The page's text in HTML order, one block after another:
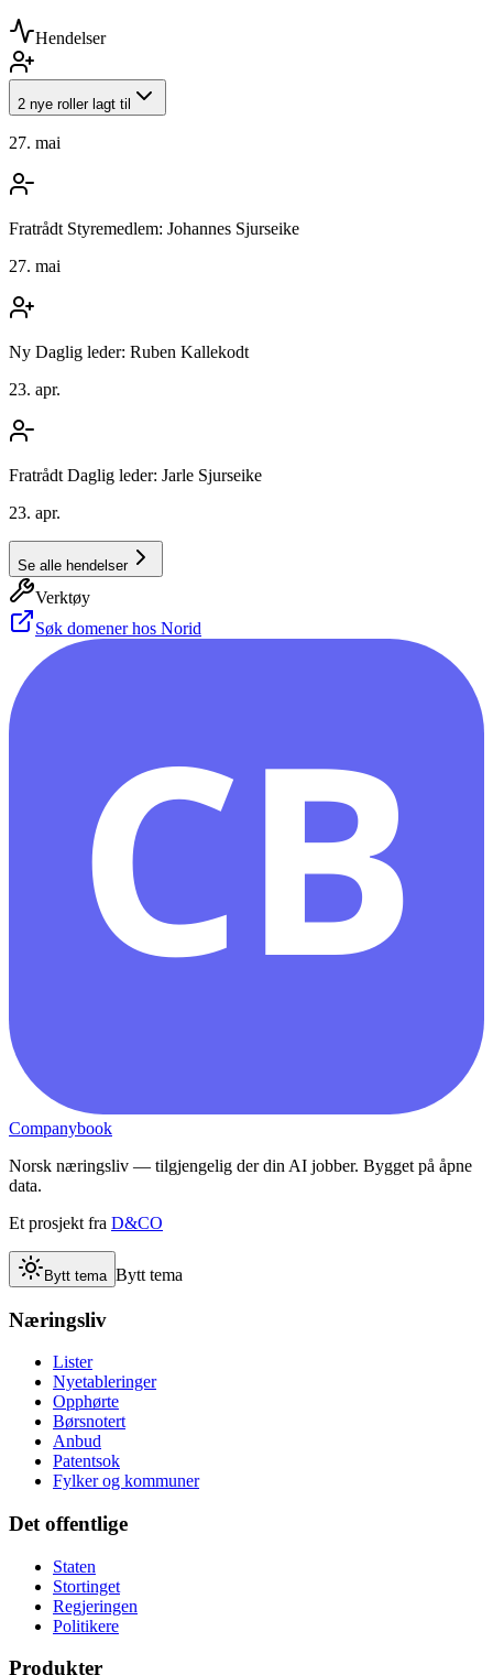
Hendelser
2 nye roller lagt til
27. mai
Fratrådt Styremedlem: Johannes Sjurseike
27. mai
Ny Daglig leder: Ruben Kallekodt
23. apr.
Fratrådt Daglig leder: Jarle Sjurseike
23. apr.
Se alle hendelser
Verktøy
Søk domener hos Norid
CB
Companybook
Norsk næringsliv — tilgjengelig der din AI jobber. Bygget på åpne
data.
Et prosjekt fra D&CO
Bytt tema Bytt tema
Næringsliv
Lister
Nyetableringer
Opphørte
Børsnotert
Anbud
Patentsok
Fylker og kommuner
Det offentlige
Staten
Stortinget
Regjeringen
Politikere
Produkter